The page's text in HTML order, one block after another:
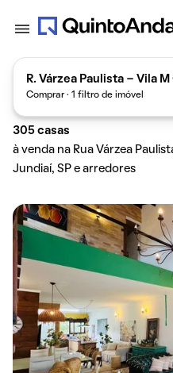
R. Várzea Paulista - Vila
Comprar · 1 filtro de imóvel
305 casas
à venda na Rua Várzea
Jundiaí, SP e arredores